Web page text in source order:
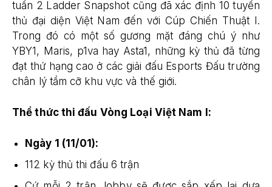
tuần 2 Ladder Snapshot cũng đã xác định 10 tuyển
thủ đại diện Việt Nam đến với Cúp Chiến Thuật I.
Trong đó có một số gương mặt đáng chú ý như
YBY1, Maris, p1va hay Asta1, những kỳ thủ đã từng
đạt thứ hạng cao ở các giải đấu Esports Đấu trường
chân lý tầm cỡ khu vực và thế giới.
Thể thức thi đấu Vòng Loại Việt Nam I:
Ngày 1 (11/01):
112 kỳ thủ thi đấu 6 trận